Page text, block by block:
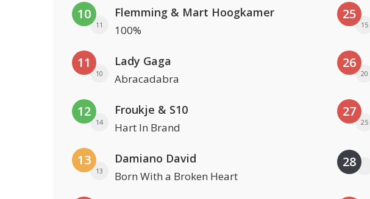
10
11
Flemming & Mart Hoogkamer
100%
11
10
Lady Gaga
Abracadabra
12
14
Froukje & S10
Hart In Brand
13
13
Damiano David
Born With a Broken Heart
25
15
26
20
27
25
28